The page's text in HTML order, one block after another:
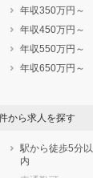
年収350万円～
年収450万円～
年収550万円～
年収650万円～
から求人を探す
駅から徒歩5分以
内